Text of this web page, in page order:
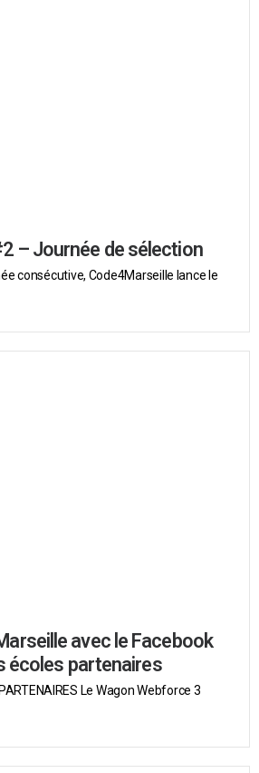
– Journée de sélection
consécutive, Code4Marseille lance le
avec le Facebook
écoles partenaires
Le Wagon Webforce 3